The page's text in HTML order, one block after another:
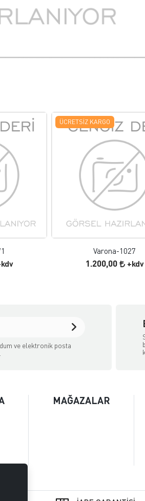
FAVORILERE EKLE
ÜRÜN İNCELE
ÜCRETSIZ KARGO
Varona-1027
1.200,00 +kdv
ve elektronik posta
MAĞAZALAR